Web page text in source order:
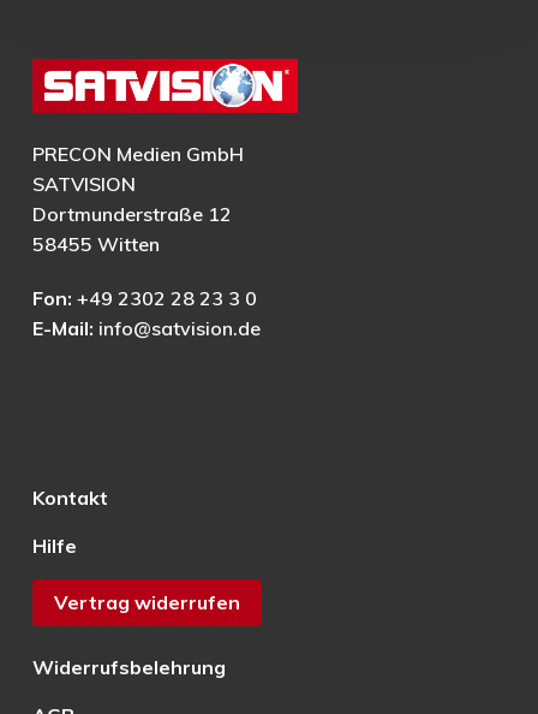
PRECON Medien GmbH
SATVISION
Dortmunderstraße 12
58455 Witten
Fon: +49 2302 28 23 3 0
E-Mail: info@satvision.de
Kontakt
Hilfe
Vertrag widerrufen
Widerrufsbelehrung